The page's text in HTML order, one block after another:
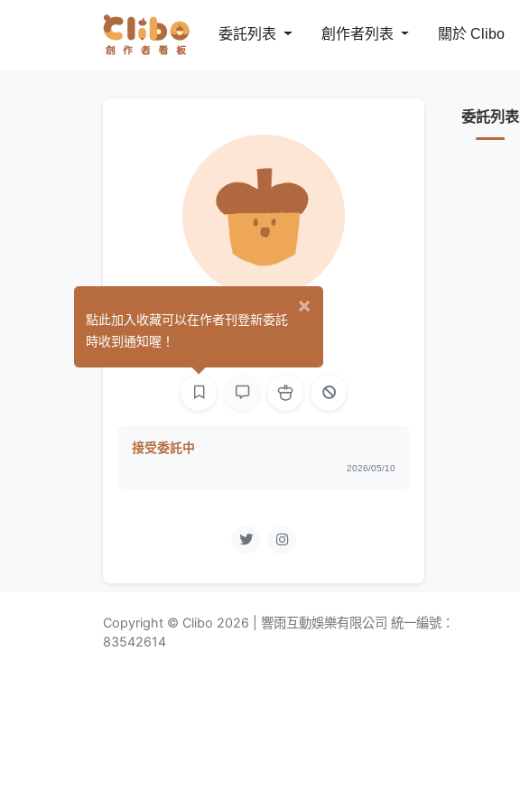
委託列表 創作者列表 關於 Clibo
NG (0)
接受委託中
2026/05/10
委託列表
Copyright © Clibo 2026 | 響雨互動娛樂有限公司 統一編號：
83542614
×
點此加入收藏可以在作者刊登新委託
時收到通知喔！